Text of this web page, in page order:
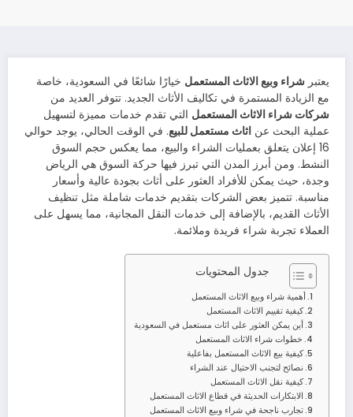
يعتبر شراء وبيع الاثاث المستعمل خيارًا شائعًا في السعودية، خاصة
مع الزيادة المستمرة في تكاليف الأثاث الجديد. تتوفر العديد من
شركات شراء الاثاث المستعمل التي تقدم خدمات مميزة لتسهيل
عملية البحث عن اثاث مستعمل للبيع. في الوقت الحالي، يوجد حوالي
16 إعلان يتعلق بعمليات الشراء والبيع، مما يعكس حجم السوق
النشط. ومن أبرز المدن التي تبرز فيها حركة السوق هي الرياض
وجدة، حيث يمكن للأفراد العثور على أثاث بجودة عالية وأسعار
مناسبة. تتميز بعض الشركات بتقديم خدمات شاملة مثل تنظيف
الأثاث القديم، بالإضافة إلى خدمات النقل المجانية، مما يسهل على
العملاء تجربة شراء فريدة وملائمة.
جدول المحتويات
أهمية شراء وبيع الاثاث المستعمل
كيفية تقييم الاثاث المستعمل
أين يمكن العثور على اثاث مستعمل في السعودية
خطوات شراء الاثاث المستعمل
كيفية بيع الاثاث المستعمل بفاعلية
نصائح لتجنب الاحتيال عند الشراء
كيفية نقل الاثاث المستعمل
الابتكارات الحديثة في قطاع الاثاث المستعمل
تجارب ناجحة في شراء وبيع الاثاث المستعمل